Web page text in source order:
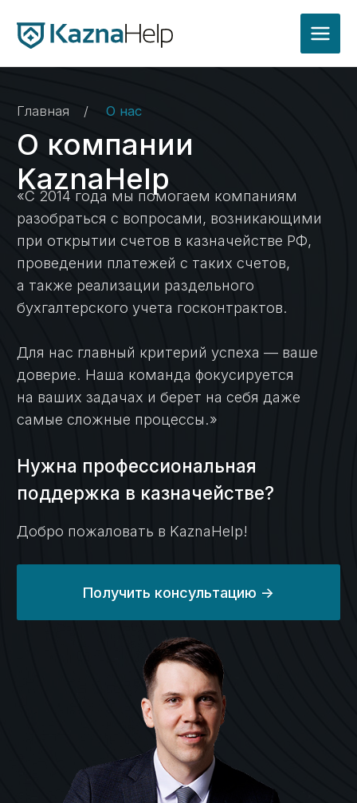
О компании
KaznaHelp
«С 2014 года мы помогаем компаниям
разобраться с вопросами, возникающими
при открытии счетов в казначействе РФ,
проведении платежей с таких счетов,
а также реализации раздельного
бухгалтерского учета госконтрактов.
Для нас главный критерий успеха — ваше
доверие. Наша команда фокусируется
на ваших задачах и берет на себя даже
Добро пожаловать в KaznaHelp!
поддержка в казначействе?
Получить консультацию ->
Главный эксперт «KaznaHelp»
Биография и квалификация ->
выведенных
с 2014 года
занимаемся
казначейским